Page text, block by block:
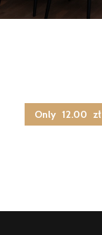
Only 12.00 zł